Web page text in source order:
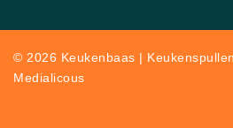
© 2026 Keukenbaas |
Medialicous